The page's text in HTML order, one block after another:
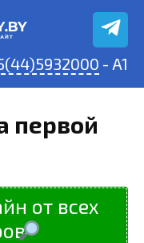
- A1
первой
от всех